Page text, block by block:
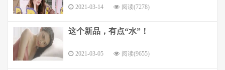
2021-03-14 阅读(7278)
这个新品，有点“水”！
2021-03-05 阅读(9655)